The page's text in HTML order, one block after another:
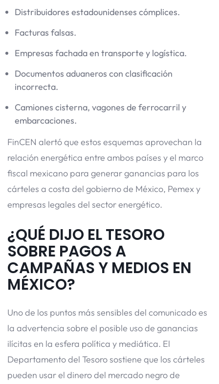
Distribuidores estadounidenses cómplices.
Facturas falsas.
Empresas fachada en transporte y logística.
Documentos aduaneros con clasificación
incorrecta.
Camiones cisterna, vagones de ferrocarril y
embarcaciones.
FinCEN alertó que estos esquemas aprovechan la
relación energética entre ambos países y el marco
fiscal mexicano para generar ganancias para los
cárteles a costa del gobierno de México, Pemex y
empresas legales del sector energético.
¿QUÉ DIJO EL TESORO
SOBRE PAGOS A
CAMPAÑAS Y MEDIOS EN
MÉXICO?
Uno de los puntos más sensibles del comunicado es
la advertencia sobre el posible uso de ganancias
ilícitas en la esfera política y mediática. El
Departamento del Tesoro sostiene que los cárteles
pueden usar el dinero del mercado negro de